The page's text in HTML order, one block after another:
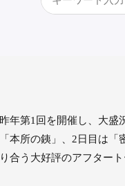
昨年第1回を開催し、大盛
「本所の銕」、2日目は
り合う大好評のアフター